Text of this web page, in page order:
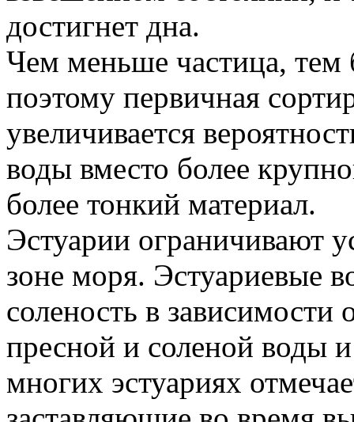
достигнет дна.
Чем меньше частица, тем
поэтому первичная
увеличивается
воды вместо более
более тонкий материал.
Эстуарии ограничивают
зоне моря. Эстуариевые
соленость в зависимости
пресной и соленой воды
многих эстуариях